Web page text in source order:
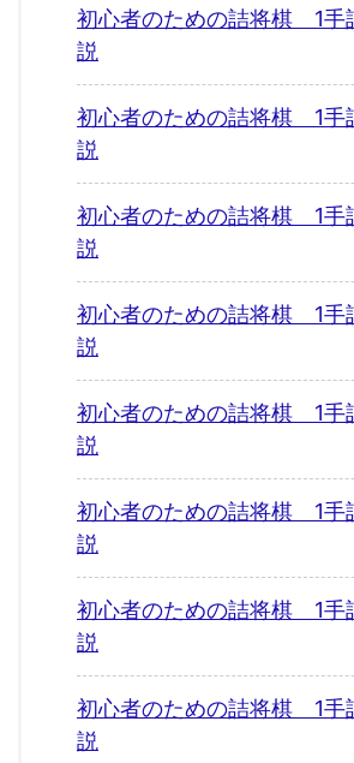
初心者のための詰将棋 1
説
初心者のための詰将棋 1
説
初心者のための詰将棋 1
説
初心者のための詰将棋 1
説
初心者のための詰将棋 1
説
初心者のための詰将棋 1
説
初心者のための詰将棋 1
説
初心者のための詰将棋 1
説